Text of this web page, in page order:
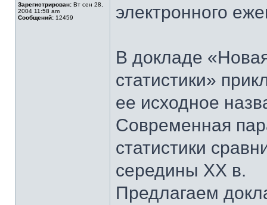
Зарегистрирован: Вт сен 28,
2004 11:58 am
Сообщений: 12459
электронного
В докладе
статистики»
ее исходное
Современная
статистики
середины ХХ в.
Предлагаем